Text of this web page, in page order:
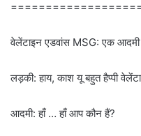
वेलेंटाइन एडवांस MSG: एक आदमी
लड़की: हाय, काश यू बहुत हैप्पी
आदमी: हाँ … हाँ आप कौन हैं?